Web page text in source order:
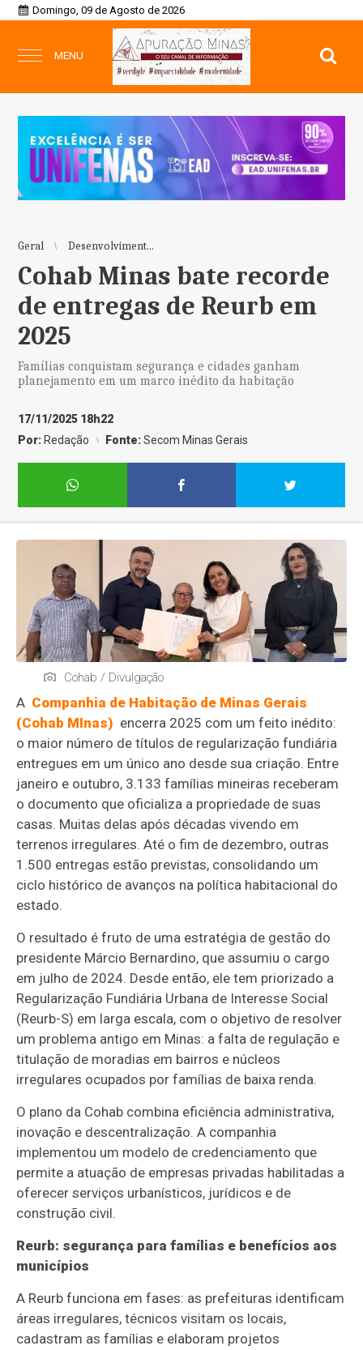
Domingo, 09 de Agosto de 2026
MENU
Geral Desenvolviment...
Cohab Minas bate recorde
de entregas de Reurb em
2025
Famílias conquistam segurança e cidades ganham
planejamento em um marco inédito da habitação
17/11/2025 18h22
Por: Redação Fonte:Secom Minas Gerais
Cohab / Divulgação
A Companhia de Habitação de Minas Gerais
(Cohab MInas) encerra 2025 com um feito inédito:
o maior número de títulos de regularização fundiária
entregues em um único ano desde sua criação. Entre
janeiro e outubro, 3.133 famílias mineiras receberam
o documento que oficializa a propriedade de suas
casas. Muitas delas após décadas vivendo em
terrenos irregulares. Até o fim de dezembro, outras
1.500 entregas estão previstas, consolidando um
ciclo histórico de avanços na política habitacional do
estado.
O resultado é fruto de uma estratégia de gestão do
presidente Márcio Bernardino, que assumiu o cargo
em julho de 2024. Desde então, ele tem priorizado a
Regularização Fundiária Urbana de Interesse Social
(Reurb-S) em larga escala, com o objetivo de resolver
um problema antigo em Minas: a falta de regulação e
titulação de moradias em bairros e núcleos
irregulares ocupados por famílias de baixa renda.
O plano da Cohab combina eficiência administrativa,
inovação e descentralização. A companhia
implementou um modelo de credenciamento que
permite a atuação de empresas privadas habilitadas a
oferecer serviços urbanísticos, jurídicos e de
construção civil.
Reurb: segurança para famílias e benefícios aos
municípios
A Reurb funciona em fases: as prefeituras identificam
áreas irregulares, técnicos visitam os locais,
cadastram as famílias e elaboram projetos